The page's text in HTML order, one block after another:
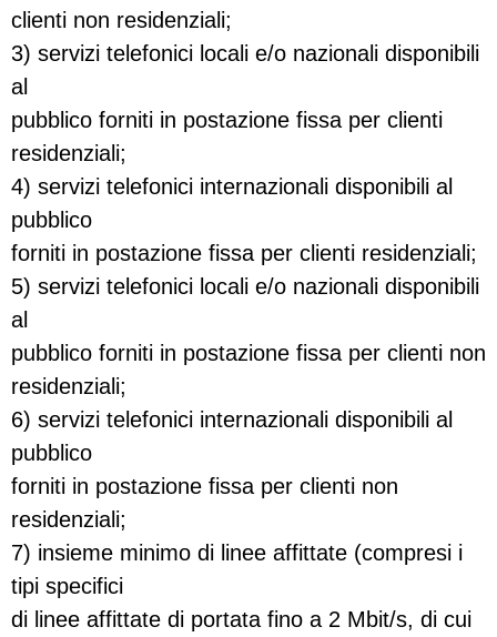
clienti non residenziali;
3) servizi telefonici locali e/o nazionali disponibili
al
pubblico forniti in postazione fissa per clienti
residenziali;
4) servizi telefonici internazionali disponibili al
pubblico
forniti in postazione fissa per clienti residenziali;
5) servizi telefonici locali e/o nazionali disponibili
al
pubblico forniti in postazione fissa per clienti non
residenziali;
6) servizi telefonici internazionali disponibili al
pubblico
forniti in postazione fissa per clienti non
residenziali;
7) insieme minimo di linee affittate (compresi i
tipi specifici
di linee affittate di portata fino a 2 Mbit/s, di cui